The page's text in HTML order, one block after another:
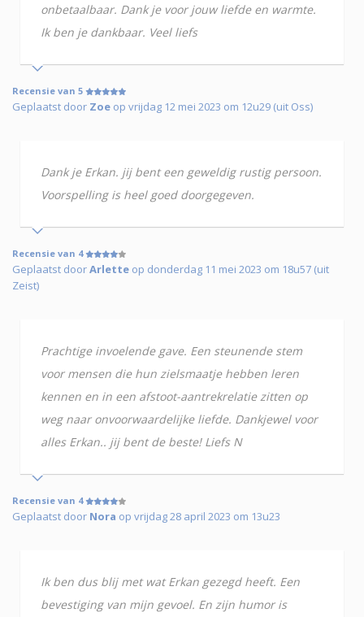
onbetaalbaar. Dank je voor jouw liefde en warmte.
Ik ben je dankbaar. Veel liefs
Recensie van 5
Geplaatst door Zoe op vrijdag 12 mei 2023 om 12u29 (uit Oss)
Dank je Erkan. jij bent een geweldig rustig persoon.
Voorspelling is heel goed doorgegeven.
Recensie van 4
Geplaatst doorArlette op donderdag 11 mei 2023 om 18u57 (uit
Zeist)
Prachtige invoelende gave. Een steunende stem
voor mensen die hun zielsmaatje hebben leren
kennen en in een afstoot-aantrekrelatie zitten op
weg naar onvoorwaardelijke liefde. Dankjewel voor
alles Erkan.. jij bent de beste! Liefs N
Recensie van 4
Geplaatst door Nora op vrijdag 28 april 2023 om 13u23
Ik ben dus blij met wat Erkan gezegd heeft. Een
bevestiging van mijn gevoel. En zijn humor is